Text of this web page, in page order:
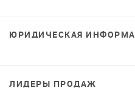
ЮРИДИЧЕСКАЯ
ЛИДЕРЫ ПРОДАЖ